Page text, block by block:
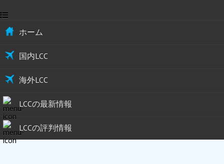
ホーム
国内LCC
海外LCC
LCCの最新情報
LCCの評判情報